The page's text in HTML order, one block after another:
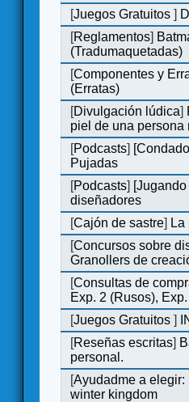
[Juegos Gratuitos]
[Reglamentos]
(Tradumaquetadas)
[Componentes y
(Erratas)
[Divulgación lúdica]
piel de una persona
[Podcasts]
Pujadas
[Podcasts]
diseñadores
[Cajón de sastre]
[Concursos sobre
Granollers de
[Consultas de
Exp. 2 (Rusos),
[Juegos Gratuitos]
[Reseñas escritas]
personal.
[Ayudadme a
winter kingdom